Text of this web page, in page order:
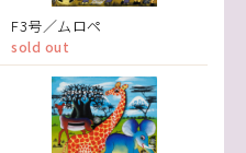
F3号／ムロペ
sold out